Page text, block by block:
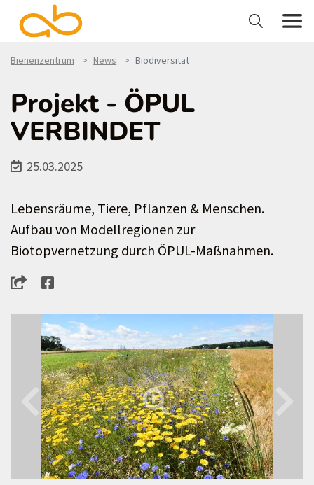
Bienenzentrum News Biodiversität
Projekt - ÖPUL
VERBINDET
25.03.2025
Lebensräume, Tiere, Pflanzen & Menschen.
Aufbau von Modellregionen zur
Biotopvernetzung durch ÖPUL-Maßnahmen.